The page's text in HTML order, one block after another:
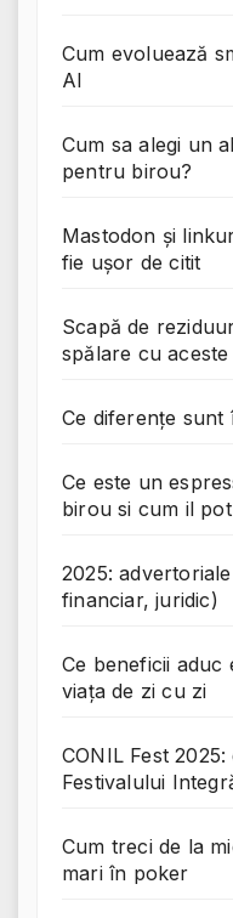
Cum evoluează
AI
Cum sa alegi un
pentru birou?
Mastodon și
fie ușor de citit
Scapă de
spălare cu
Ce diferențe
Ce este un
birou si cum il
2025:
financiar, juridic)
Ce beneficii
viața de zi cu zi
CONIL Fest
Festivalului
Cum treci de la
mari în poker